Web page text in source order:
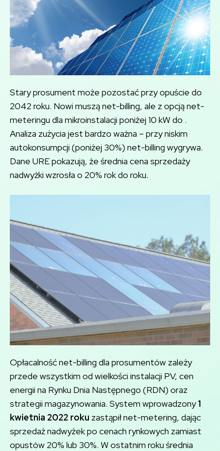
Stary prosument może pozostać przy opuście do
2042 roku. Nowi muszą net-billing, ale z opcją net-
meteringu dla mikroinstalacji poniżej 10 kW do .
Analiza zużycia jest bardzo ważna – przy niskim
autokonsumpcji (poniżej 30%) net-billing wygrywa.
Dane URE pokazują, że średnia cena sprzedaży
nadwyżki wzrosła o 20% rok do roku.
Opłacalność net-billing dla prosumentów zależy
przede wszystkim od wielkości instalacji PV, cen
energii na Rynku Dnia Następnego (RDN) oraz
strategii magazynowania. System wprowadzony1
kwietnia 2022 roku zastąpił net-metering, dając
sprzedaż nadwyżek po cenach rynkowych zamiast
opustów 20% lub 30%. W ostatnim roku średnia